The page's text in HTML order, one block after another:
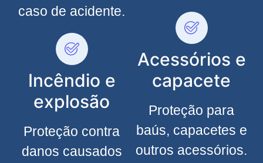
caso de acidente.
Incêndio e
explosão
Proteção contra
danos causados
Acessórios e
capacete
Proteção para
baús, capacetes e
outros acessórios.